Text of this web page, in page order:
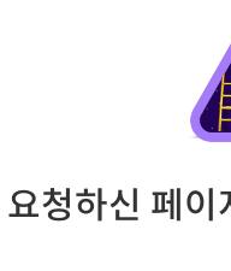
요청하신 페